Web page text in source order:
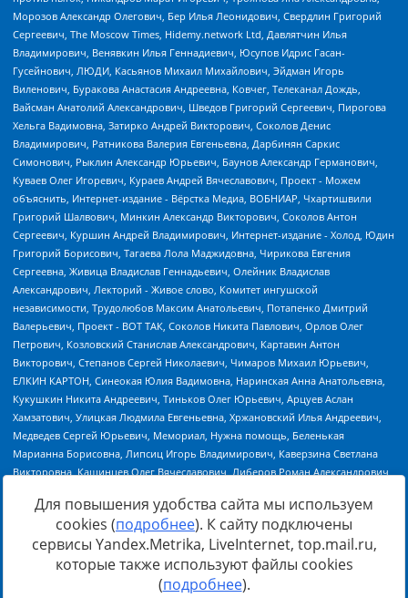
Источник:https://minjust.gov.ru/uploaded/files/reestr-
inostrannyih-agentov-22-03-2024.pdfданные на22.03.2024
Для повышения удобства сайта мы используем
cookies (подробнее). К сайту подключены
сервисы Yandex.Metrika, LiveInternet, top.mail.ru,
которые также используют файлы cookies
(подробнее).